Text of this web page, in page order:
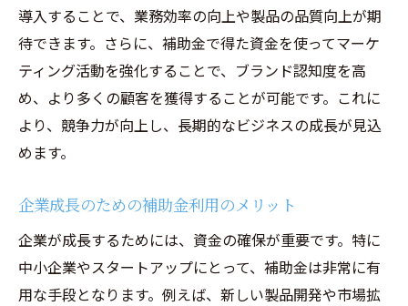
助金活用例
成功事例5: 補助金で海外進出に成功した企
業
成功事例から学ぶ成功のためのポイント
神奈川県での補助金申請プロセスを詳しく解説
申請書類の具体的な書き方
助成金受給後のフォローアップ
申請が通らなかった場合の対策
導入することで、業務効率の向上や製品の品質向上が期
待できます。さらに、補助金で得た資金を使ってマーケ
ティング活動を強化することで、ブランド認知度を高
め、より多くの顧客を獲得することが可能です。これに
より、競争力が向上し、長期的なビジネスの成長が見込
めます。
企業成長のための補助金利用のメリット
企業が成長するためには、資金の確保が重要です。特に
中小企業やスタートアップにとって、補助金は非常に有
用な手段となります。例えば、新しい製品開発や市場拡